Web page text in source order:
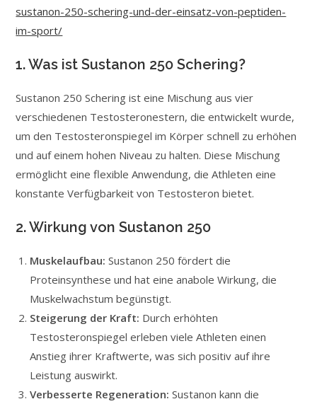
sustanon-250-schering-und-der-einsatz-von-peptiden-
im-sport/
1. Was ist Sustanon 250 Schering?
Sustanon 250 Schering ist eine Mischung aus vier
verschiedenen Testosteronestern, die entwickelt wurde,
um den Testosteronspiegel im Körper schnell zu erhöhen
und auf einem hohen Niveau zu halten. Diese Mischung
ermöglicht eine flexible Anwendung, die Athleten eine
konstante Verfügbarkeit von Testosteron bietet.
2. Wirkung von Sustanon 250
Muskelaufbau: Sustanon 250 fördert die
Proteinsynthese und hat eine anabole Wirkung, die
Muskelwachstum begünstigt.
Steigerung der Kraft: Durch erhöhten
Testosteronspiegel erleben viele Athleten einen
Anstieg ihrer Kraftwerte, was sich positiv auf ihre
Leistung auswirkt.
Verbesserte Regeneration: Sustanon kann die